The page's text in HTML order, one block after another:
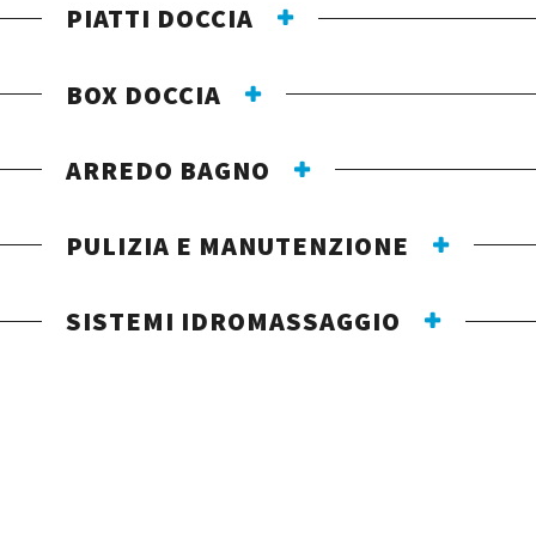
PIATTI DOCCIA
BOX DOCCIA
ARREDO BAGNO
PULIZIA E MANUTENZIONE
SISTEMI IDROMASSAGGIO